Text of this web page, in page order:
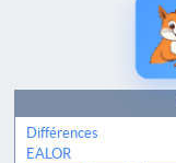
Différences
EALOR